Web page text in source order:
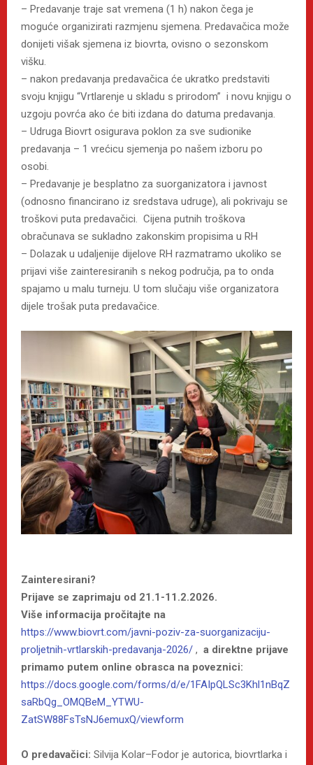
– Predavanje traje sat vremena (1 h) nakon čega je
moguće organizirati razmjenu sjemena. Predavačica može
donijeti višak sjemena iz biovrta, ovisno o sezonskom
višku.
– nakon predavanja predavačica će ukratko predstaviti
svoju knjigu “Vrtlarenje u skladu s prirodom” i novu knjigu o
uzgoju povrća ako će biti izdana do datuma predavanja.
– Udruga Biovrt osigurava poklon za sve sudionike
predavanja – 1 vrećicu sjemenja po našem izboru po
osobi.
– Predavanje je besplatno za suorganizatora i javnost
(odnosno financirano iz sredstava udruge), ali pokrivaju se
troškovi puta predavačici. Cijena putnih troškova
obračunava se sukladno zakonskim propisima u RH
– Dolazak u udaljenije dijelove RH razmatramo ukoliko se
prijavi više zainteresiranih s nekog područja, pa to onda
spajamo u malu turneju. U tom slučaju više organizatora
dijele trošak puta predavačice.
Zainteresirani?
Prijave se zaprimaju od 21.1-11.2.2026.
Više informacija pročitajte na
https://www.biovrt.com/javni-poziv-za-suorganizaciju-
proljetnih-vrtlarskih-predavanja-2026/ , a direktne prijave
primamo putem online obrasca na poveznici:
https://docs.google.com/forms/d/e/1FAIpQLSc3Khl1nBqZ
saRbQg_OMQBeM_YTWU-
ZatSW88FsTsNJ6emuxQ/viewform
O predavačici: Silvija Kolar–Fodor je autorica, biovrtlarka i